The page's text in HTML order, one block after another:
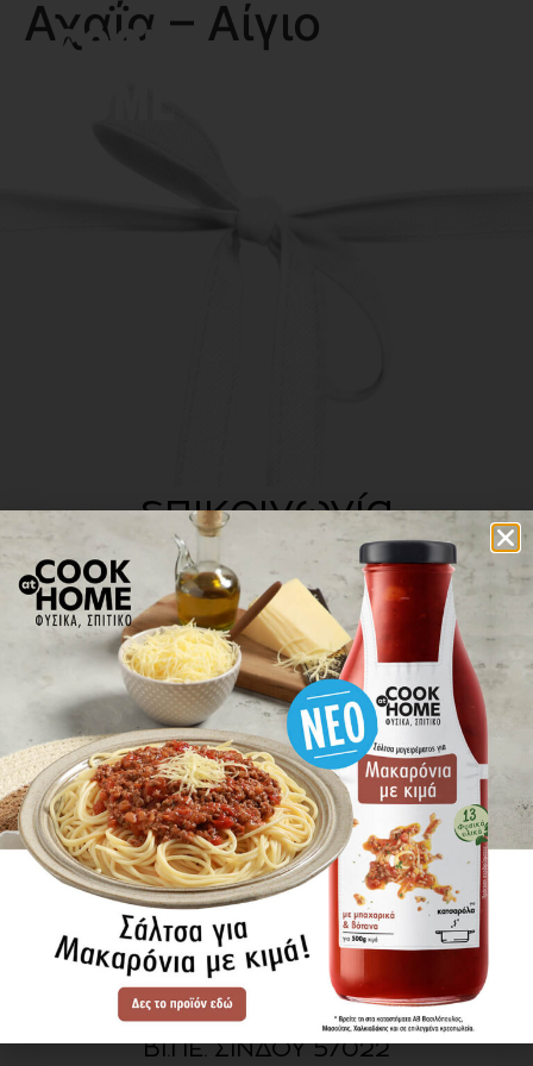
Αχαΐα – Αίγιο
επικοινωνία
πού βρίσκω τα προϊόντα
ΕΝΗΜΕΡΩΘΕΙΤΕ ΠΡΩΤΟΙ
ΓΙΑ ΤΑ ΝΕΑ ΜΑΣ
ΕΓΓΡΑΦΗ
SITE MAP
ΠΡΟΪΟΝΤΑ
ΣΥΝΤΑΓΕΣ
Η ΙΣΤΟΡΙΑ ΜΑΣ
VIDEOS
ΠΡΟΒΥΛ Α.Ε.
ΟΔΟΣ Α3
ΒΙ.ΠΕ. ΣΙΝΔΟΥ 57022